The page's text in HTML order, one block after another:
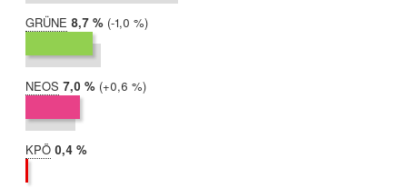
GRÜNE 2019:
8,7 %
2014:
9,7 %
Differenz:
-1,0 %
NEOS 2019:
7,0 %
2014:
6,4 %
Differenz:
+0,6 %
KPÖ 2019:
0,4 %